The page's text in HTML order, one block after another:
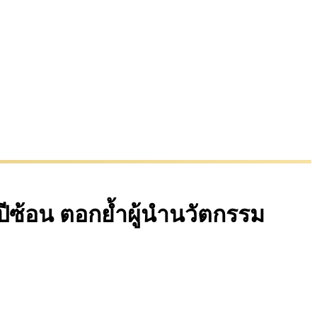
ซ้อน ตอกย้ำผู้นำนวัตกรรม